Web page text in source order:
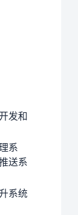
发和
系
送系
系统